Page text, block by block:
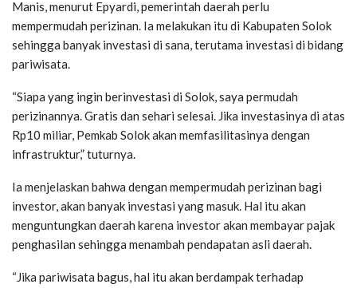
Manis, menurut Epyardi, pemerintah daerah perlu
mempermudah perizinan. Ia melakukan itu di Kabupaten Solok
sehingga banyak investasi di sana, terutama investasi di bidang
pariwisata.
“Siapa yang ingin berinvestasi di Solok, saya permudah
perizinannya. Gratis dan sehari selesai. Jika investasinya di atas
Rp10 miliar, Pemkab Solok akan memfasilitasinya dengan
infrastruktur,” tuturnya.
Ia menjelaskan bahwa dengan mempermudah perizinan bagi
investor, akan banyak investasi yang masuk. Hal itu akan
menguntungkan daerah karena investor akan membayar pajak
penghasilan sehingga menambah pendapatan asli daerah.
“Jika pariwisata bagus, hal itu akan berdampak terhadap